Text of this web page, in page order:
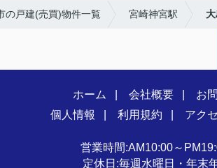
の戸建(売買)物件一覧 宮崎神宮駅
ホーム 会社概要
お
個人情報
利用規約 アク
営業時間:AM10:00～
定休日:毎週水曜日・年末